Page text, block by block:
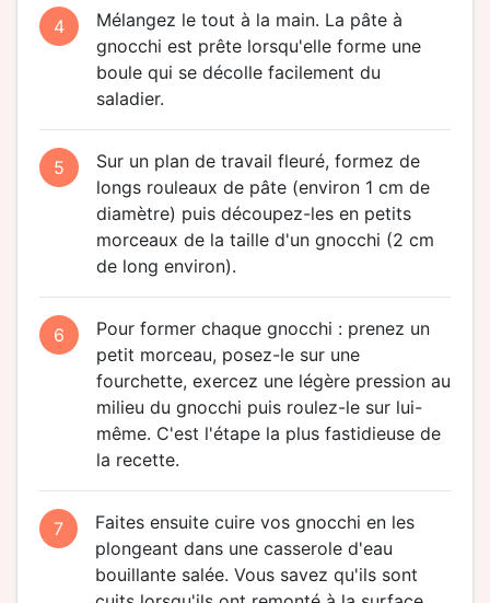
4
Mélangez le tout à la main. La pâte à
gnocchi est prête lorsqu'elle forme une
boule qui se décolle facilement du
saladier.
5
Sur un plan de travail fleuré, formez de
longs rouleaux de pâte (environ 1 cm de
diamètre) puis découpez-les en petits
morceaux de la taille d'un gnocchi (2 cm
de long environ).
6
Pour former chaque gnocchi : prenez un
petit morceau, posez-le sur une
fourchette, exercez une légère pression au
milieu du gnocchi puis roulez-le sur lui-
même. C'est l'étape la plus fastidieuse de
la recette.
7
Faites ensuite cuire vos gnocchi en les
plongeant dans une casserole d'eau
bouillante salée. Vous savez qu'ils sont